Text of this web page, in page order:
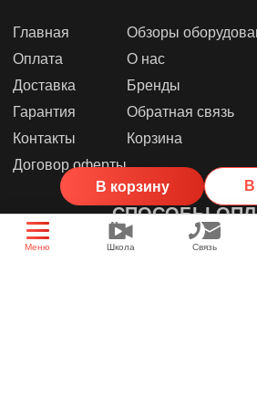
В корзину
Главная
Оплата
Доставка
Гарантия
Контакты
Договор оферты
Обзоры
О нас
Бренды
Обратная связь
Корзина
СПОСОБЫ
Меню Школа Связь